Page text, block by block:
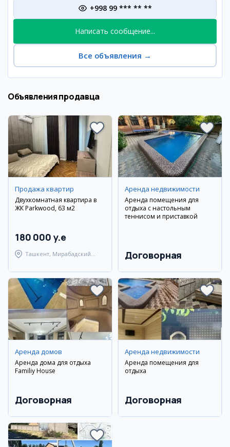
+998 99 *** ** **
Написать сообщение...
Все объявления →
Объявления продавца
Продажа квартир
Двухкомнатная квартира в
ЖК Parkwood, 63 м2
180 000 y.e
Ташкент, Мирабадский
Аренда недвижимости
Аренда помещения для
отдыха с настольным
теннисом и приставкой
Договорная
Аренда домов
Аренда дома для отдыха
Familiy House
Договорная
Аренда недвижимости
Аренда помещения для
отдыха
Договорная